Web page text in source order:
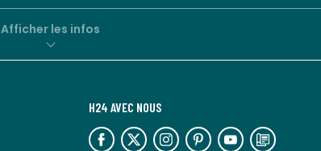
Afficher les infos
H24 AVEC NOUS
lien
lien
lien
lien
lien
lien